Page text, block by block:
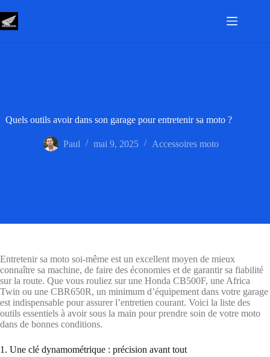
au
contenu
Quels outils avoir dans son garage pour entretenir sa moto ?
Paul mai 9, 2025 Accessoires moto
Entretenir sa moto soi-même est un excellent moyen de mieux
connaître sa machine, de faire des économies et de garantir sa fiabilité
sur la route. Que vous rouliez sur une Honda CB500F, une Africa
Twin ou une CBR650R, un minimum d’équipement dans votre garage
est indispensable pour assurer l’entretien courant. Voici la liste des
outils essentiels à avoir sous la main pour prendre soin de votre moto
dans de bonnes conditions.
1. Une clé dynamométrique : précision avant tout